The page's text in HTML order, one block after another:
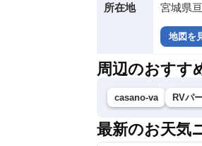
所在地 宮城県
地図を
周辺のおすす
casano-va RVパ
最新のお天気